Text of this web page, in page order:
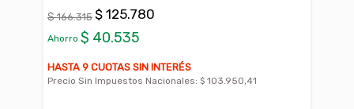
$ 166.315 $ 125.780
Ahorro $ 40.535
HASTA 9 CUOTAS SIN INTERÉS
Precio Sin Impuestos Nacionales: $ 103.950,41